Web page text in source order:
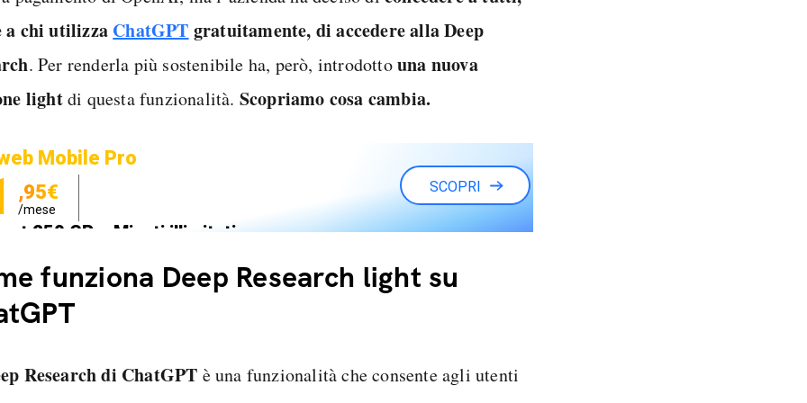
a chi utilizza ChatGPT gratuitamente, di accedere alla Deep
. Per renderla più sostenibile ha, però, introdottouna nuova
lightdi questa funzionalità. Scopriamo cosa cambia.
Mobile Pro
,95€
/mese
250 GB e Minuti illimitati
SCOPRI
funziona Deep Research light su
Research di ChatGPT è una funzionalità che consente agli utenti